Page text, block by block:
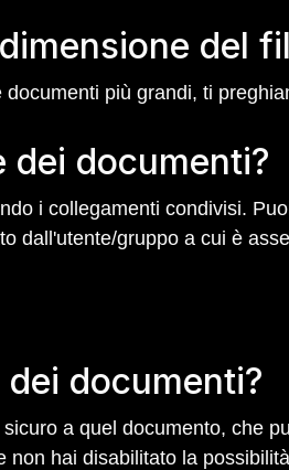
del
più grandi, ti
dei documenti?
i collegamenti condivisi.
dall'utente/gruppo a cui è
documenti?
a quel documento, che
hai disabilitato la